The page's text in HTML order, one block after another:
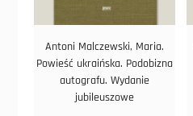
Antoni Malczewski, Maria.
Powieść ukraińska. Podobizna
autografu. Wydanie
jubileuszowe